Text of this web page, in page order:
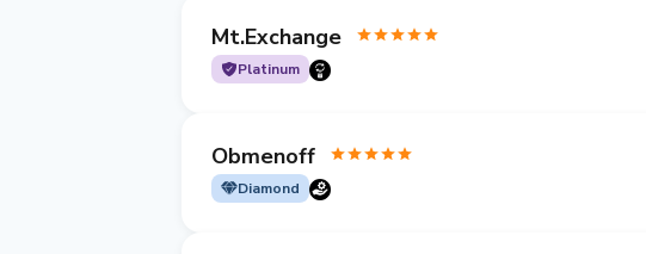
Mt.Exchange
Platinum
Obmenoff
Diamond